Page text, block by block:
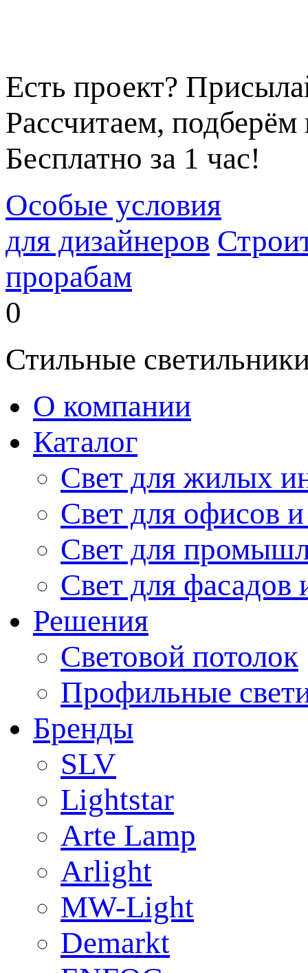
Есть проект?
Рассчитаем,
Бесплатно за 1 час!
Особые условия
для дизайнеров
прорабам
0
Стильные
О компании
Каталог
Свет для жилых
Свет для офисов
Свет для
Свет для фасадов
Решения
Световой потолок
Профильные
Бренды
SLV
Lightstar
Arte Lamp
Arlight
MW-Light
Demarkt